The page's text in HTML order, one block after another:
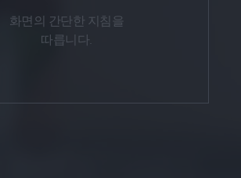
화면의 간단한 지침을
따릅니다.